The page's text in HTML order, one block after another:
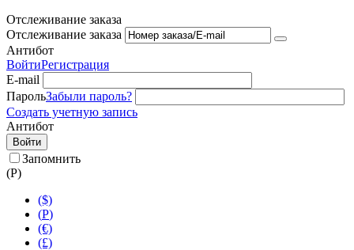
Отслеживание заказа
Отслеживание заказа
Антибот
ВойтиРегистрация
E-mail
ПарольЗабыли пароль?
Создать учетную запись
Антибот
Войти
Запомнить
(Р)
($)
(Р)
(€)
(£)